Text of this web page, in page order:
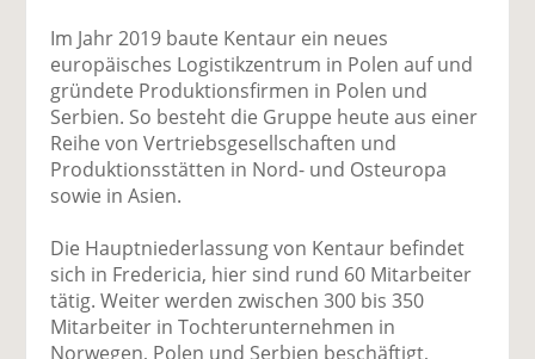
Im Jahr 2019 baute Kentaur ein neues
europäisches Logistikzentrum in Polen auf und
gründete Produktionsfirmen in Polen und
Serbien. So besteht die Gruppe heute aus einer
Reihe von Vertriebsgesellschaften und
Produktionsstätten in Nord- und Osteuropa
sowie in Asien.
Die Hauptniederlassung von Kentaur befindet
sich in Fredericia, hier sind rund 60 Mitarbeiter
tätig. Weiter werden zwischen 300 bis 350
Mitarbeiter in Tochterunternehmen in
Norwegen, Polen und Serbien beschäftigt,